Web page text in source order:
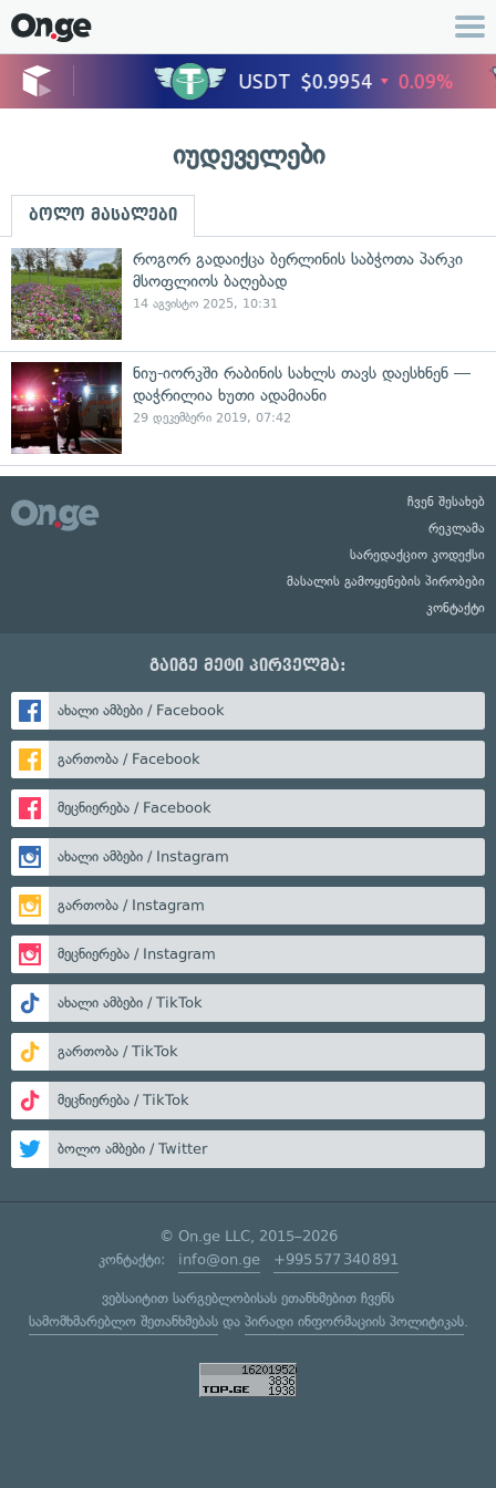
იუდეველები
ბოლო მასალები
როგორ გადაიქცა ბერლინის საბჭოთა პარკი
მსოფლიოს ბაღებად
14 აგვისტო 2025, 10:31
ნიუ-იორკში რაბინის სახლს თავს დაესხნენ —
დაჭრილია ხუთი ადამიანი
29 დეკემბერი 2019, 07:42
ჩვენ შესახებ
რეკლამა
სარედაქციო კოდექსი
მასალის გამოყენების პირობები
კონტაქტი
გაიგე მეტი პირველმა:
ახალი ამბები / Facebook
გართობა / Facebook
მეცნიერება / Facebook
ახალი ამბები / Instagram
გართობა / Instagram
მეცნიერება / Instagram
ახალი ამბები / TikTok
გართობა / TikTok
მეცნიერება / TikTok
ბოლო ამბები / Twitter
© On.ge LLC, 2015–2026
კონტაქტი: info@on.ge +995 577 340 891
ვებსაიტით სარგებლობისას ეთანხმებით ჩვენს
სამომხმარებლო შეთანხმებასდა პირადი ინფორმაციის პოლიტიკას.